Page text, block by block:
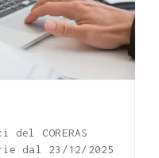
CORERAS
dal 23/12/2025